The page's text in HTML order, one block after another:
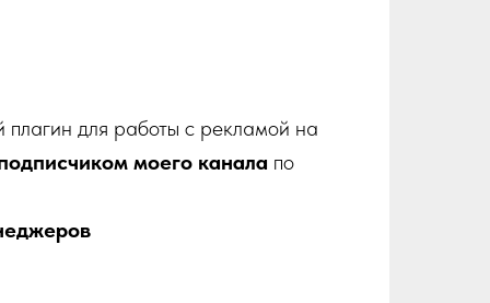
плагин для работы с рекламой на
моего канала по